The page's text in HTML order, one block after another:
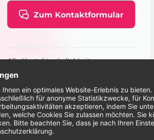
Zum Kontaktformular
Alle Kontaktmöglichkeiten